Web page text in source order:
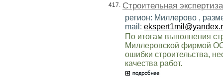
417. Строительная
регион: Миллерово ,
mail:
По итогам выполнения
Миллеровской фирмой
ошибки строительства,
качества работ.